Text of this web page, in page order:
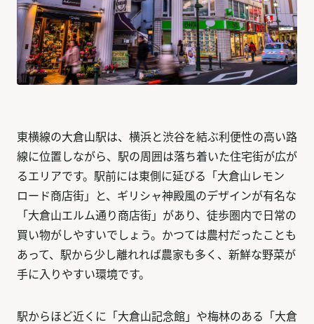
東横線の大倉山駅は、横浜と渋谷を結ぶ利便性の高い路
線に位置しながら、駅の周囲は落ち着いた住宅街が広が
るエリアです。駅前には東側に延びる「大倉山レモン
ロード商店街」と、ギリシャ神殿風のデザインが有名な
「大倉山エルム通り商店街」があり、徒歩圏内で日常の
買い物がしやすいでしょう。かつては農村だったことも
あって、駅から少し離れれば農家も多く、新鮮な野菜が
手に入りやすい環境です。
駅からほど近くに「大倉山記念館」や梅林のある「大倉